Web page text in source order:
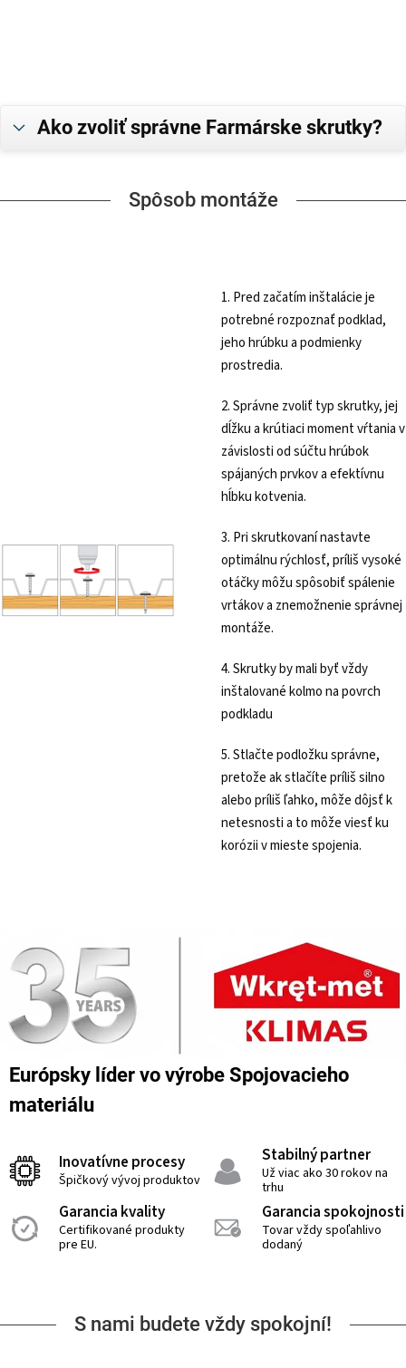
Ako zvoliť správne Farmárske skrutky?
Spôsob montáže
1. Pred začatím inštalácie je
potrebné rozpoznať podklad,
jeho hrúbku a podmienky
prostredia.
2. Správne zvoliť typ skrutky, jej
dĺžku a krútiaci moment vŕtania v
závislosti od súčtu hrúbok
spájaných prvkov a efektívnu
hĺbku kotvenia.
3. Pri skrutkovaní nastavte
optimálnu rýchlosť, príliš vysoké
otáčky môžu spôsobiť spálenie
vrtákov a znemožnenie správnej
montáže.
4. Skrutky by mali byť vždy
inštalované kolmo na povrch
podkladu
5. Stlačte podložku správne,
pretože ak stlačíte príliš silno
alebo príliš ľahko, môže dôjsť k
netesnosti a to môže viesť ku
korózii v mieste spojenia.
Európsky líder vo výrobe Spojovacieho
materiálu
Inovatívne procesy
Špičkový vývoj produktov
Stabilný partner
Už viac ako 30 rokov na
trhu
Garancia kvality
Certifikované produkty
pre EU.
Garancia spokojnosti
Tovar vždy spoľahlivo
dodaný
S nami budete vždy spokojní!